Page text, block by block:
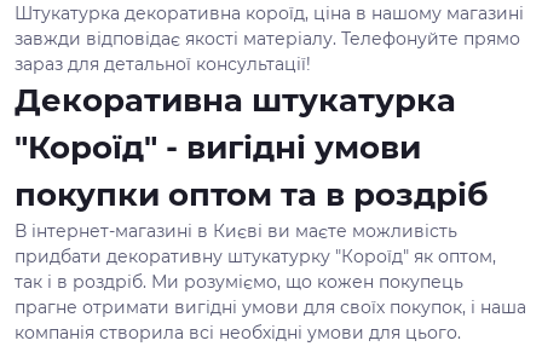
Штукатурка декоративна короїд, ціна в нашому магазині
завжди відповідає якості матеріалу. Телефонуйте прямо
зараз для детальної консультації!
Декоративна штукатурка
"Короїд" - вигідні умови
покупки оптом та в роздріб
В інтернет-магазині в Києві ви маєте можливість
придбати декоративну штукатурку "Короїд" як оптом,
так і в роздріб. Ми розуміємо, що кожен покупець
прагне отримати вигідні умови для своїх покупок, і наша
компанія створила всі необхідні умови для цього.